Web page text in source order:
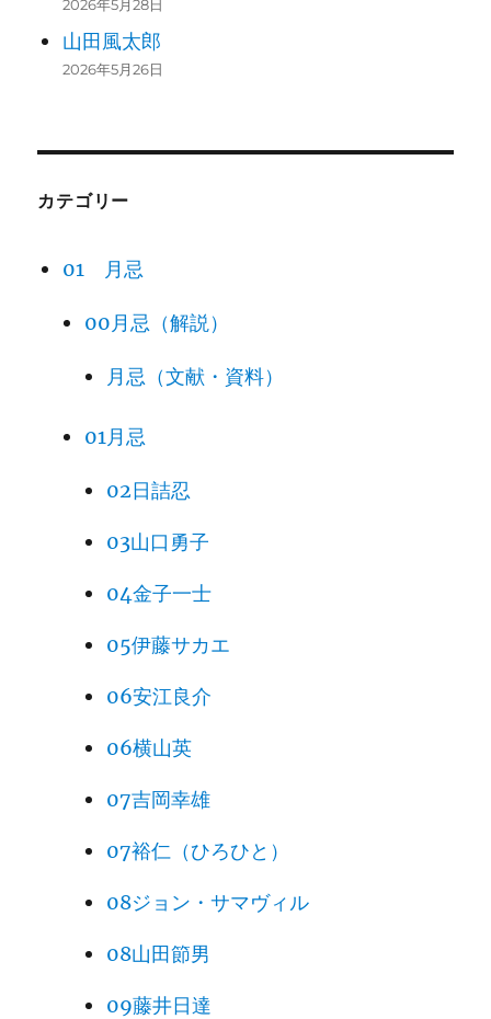
2026年5月28日
山田風太郎
2026年5月26日
カテゴリー
01 月忌
00月忌（解説）
月忌（文献・資料）
01月忌
02日詰忍
03山口勇子
04金子一士
05伊藤サカエ
06安江良介
06横山英
07吉岡幸雄
07裕仁（ひろひと）
08ジョン・サマヴィル
08山田節男
09藤井日達